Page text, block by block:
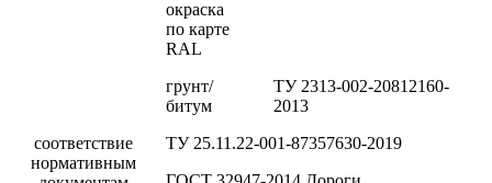
окраска
по карте
RAL
грунт/
битум
ТУ 2313-002-20812160-
2013
соответствие
нормативным
ТУ 25.11.22-001-87357630-2019